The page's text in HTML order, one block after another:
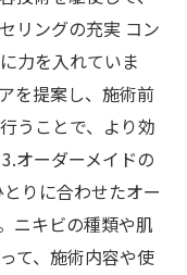
リングの充実 コン
力を入れていま
を提案し、施術前
うことで、より効
オーダーメイドの
りに合わせたオー
ニキビの種類や肌
て、施術内容や使